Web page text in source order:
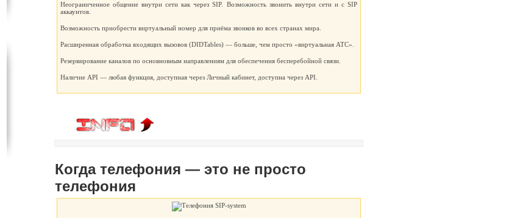
Неограниченное общение внутри сети как через SIP. Возможность звонить внутри сети и с SIP
аккаунтов.
Возможность приобрести виртуальный номер для приёма звонков во всех странах мира.
Расширенная обработка входящих вызовов (DIDTables) — больше, чем просто «виртуальная АТС».
Резервирование каналов по основновным направлениям для обеспечения бесперебойной связи.
Наличие API — любая функция, доступная через Личный кабинет, доступна через API.
Когда телефония — это не просто
телефония